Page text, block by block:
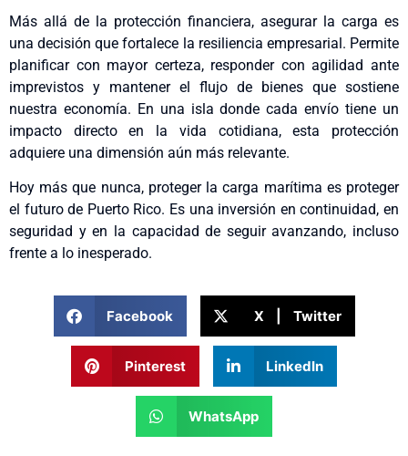
Más allá de la protección financiera, asegurar la carga es
una decisión que fortalece la resiliencia empresarial. Permite
planificar con mayor certeza, responder con agilidad ante
imprevistos y mantener el flujo de bienes que sostiene
nuestra economía. En una isla donde cada envío tiene un
impacto directo en la vida cotidiana, esta protección
adquiere una dimensión aún más relevante.
Hoy más que nunca, proteger la carga marítima es proteger
el futuro de Puerto Rico. Es una inversión en continuidad, en
seguridad y en la capacidad de seguir avanzando, incluso
frente a lo inesperado.
Facebook X | Twitter
Pinterest LinkedIn
WhatsApp